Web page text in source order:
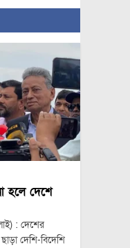
হলে দেশে
: দেশের
দেশি-বিদেশি